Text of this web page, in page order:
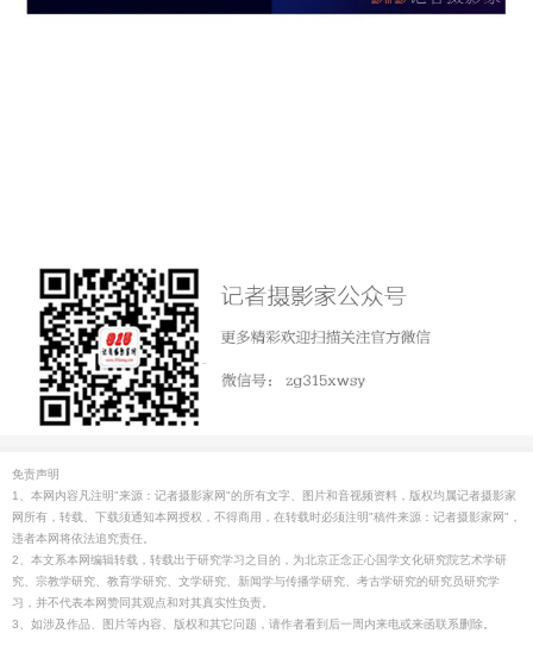
免责声明
1、本网内容凡注明"来源：记者摄影家网"的所有文字、图片和音视频资料，版权均属记者摄影家
网所有，转载、下载须通知本网授权，不得商用，在转载时必须注明"稿件来源：记者摄影家网"，
违者本网将依法追究责任。
2、本文系本网编辑转载，转载出于研究学习之目的，为北京正念正心国学文化研究院艺术学研
究、宗教学研究、教育学研究、文学研究、新闻学与传播学研究、考古学研究的研究员研究学
习，并不代表本网赞同其观点和对其真实性负责。
3、如涉及作品、图片等内容、版权和其它问题，请作者看到后一周内来电或来函联系删除。